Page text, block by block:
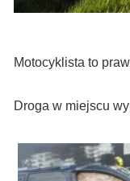
Motocyklista to
Droga w miejscu